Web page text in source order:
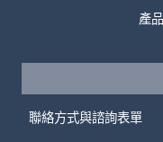
產
聯絡方式與諮詢表單